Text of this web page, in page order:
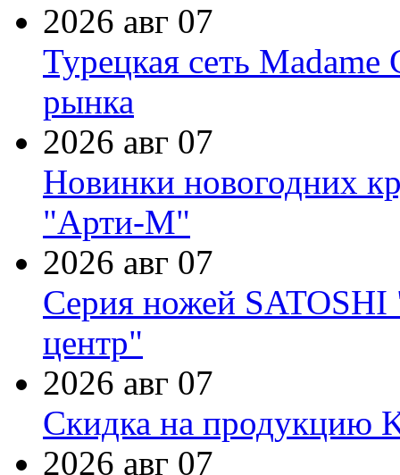
2026 авг 07
Турецкая сеть Madame
рынка
2026 авг 07
Новинки новогодних
"Арти-М"
2026 авг 07
Серия ножей
центр"
2026 авг 07
Скидка на продукцию
2026 авг 07